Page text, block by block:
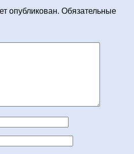
опубликован. Обязательные